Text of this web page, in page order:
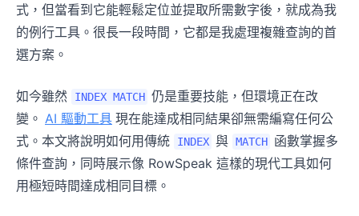
式，但當看到它能輕鬆定位並提取所需數字後，就成為我
的例行工具。很長一段時間，它都是我處理複雜查詢的首
選方案。
如今雖然 INDEX MATCH 仍是重要技能，但環境正在改
變。 AI 驅動工具 現在能達成相同結果卻無需編寫任何公
式。本文將說明如何用傳統
INDEX 與 MATCH 函數掌握多
條件查詢，同時展示像 RowSpeak 這樣的現代工具如何
用極短時間達成相同目標。